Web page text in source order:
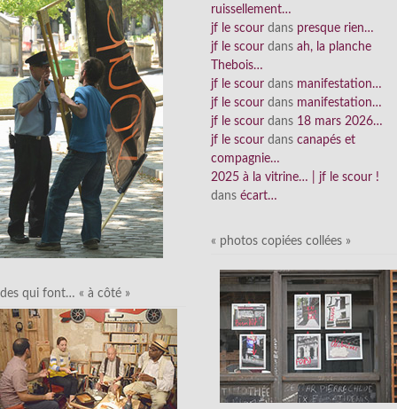
des qui font… « à côté »
ruissellement…
jf le scour dans presque rien…
jf le scour dans ah, la planche
Thebois…
jf le scour dans manifestation…
jf le scour dans manifestation…
jf le scour dans 18 mars 2026…
jf le scour dans canapés et
compagnie…
2025 à la vitrine… | jf le scour !
dans écart…
« photos copiées collées »